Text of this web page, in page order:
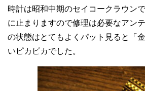
時計は昭和中期のセイコークラウン
に止まりますので修理は必要なアン
の状態はとてもよくパット見ると「
いピカピカでした。